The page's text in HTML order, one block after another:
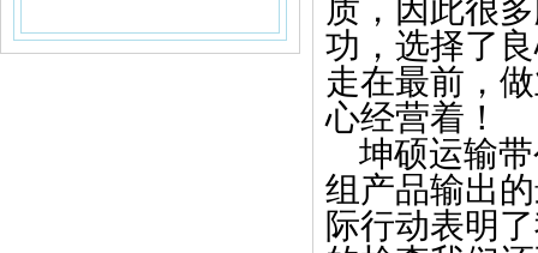
质，因此很
功，选择了
走在最前，
心经营着！
坤硕运输带
组产品输出
际行动表明